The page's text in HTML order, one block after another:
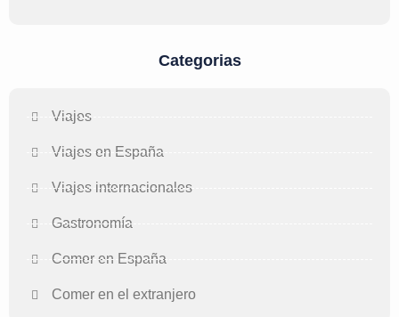
Categorias
Viajes
Viajes en España
Viajes internacionales
Gastronomía
Comer en España
Comer en el extranjero